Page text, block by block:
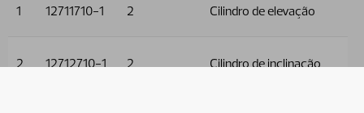
1 12711710-1 2 Cilindro de elevação
2 12712710-1 2 Cilindro de inclinação